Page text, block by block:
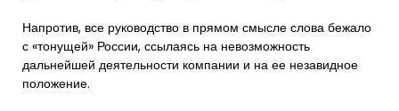
Напротив, все руководство в прямом смысле слова бежало
с «тонущей» России, ссылаясь на невозможность
дальнейшей деятельности компании и на ее незавидное
положение.